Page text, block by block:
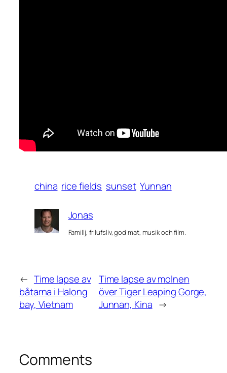
china rice fields sunset Yunnan
Jonas
Famillj, frilufsliv, god mat, musik och film.
← Time lapse av
båtarna i Halong
bay, Vietnam
Time lapse av molnen
över Tiger Leaping Gorge,
Junnan, Kina →
Comments